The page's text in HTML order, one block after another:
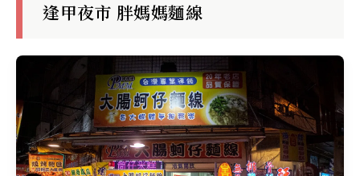
逢甲夜市 胖媽媽麵線